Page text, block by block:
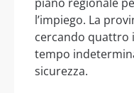
l’impiego. La
cercando
tempo
sicurezza.